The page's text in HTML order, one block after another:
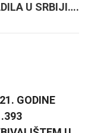
U SRBIJI….
GODINE